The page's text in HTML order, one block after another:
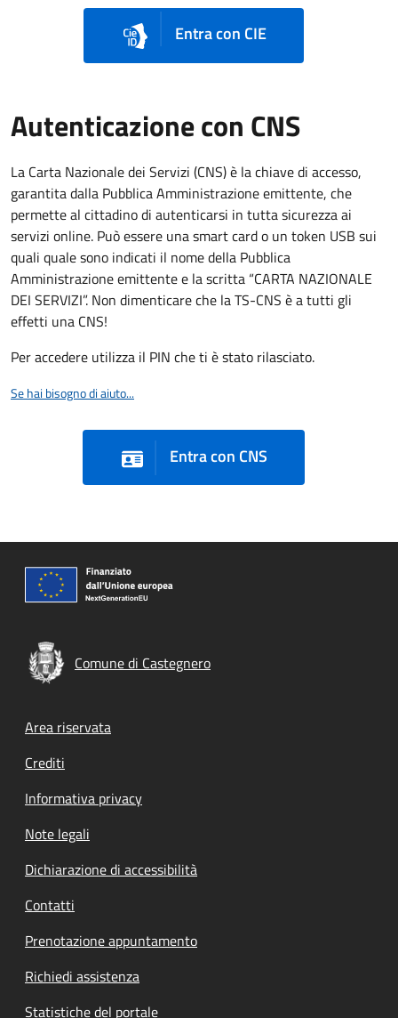
Entra con CIE
Autenticazione con CNS
La Carta Nazionale dei Servizi (CNS) è la chiave di accesso,
garantita dalla Pubblica Amministrazione emittente, che
permette al cittadino di autenticarsi in tutta sicurezza ai
servizi online. Può essere una smart card o un token USB sui
quali quale sono indicati il nome della Pubblica
Amministrazione emittente e la scritta “CARTA NAZIONALE
DEI SERVIZI”. Non dimenticare che la TS-CNS è a tutti gli
effetti una CNS!
Per accedere utilizza il PIN che ti è stato rilasciato.
Se hai bisogno di aiuto...
Entra con CNS
Comune di Castegnero
Footer menu
Area riservata
Crediti
Informativa privacy
Note legali
Dichiarazione di accessibilità
Contatti
Prenotazione appuntamento
Richiedi assistenza
Statistiche del portale